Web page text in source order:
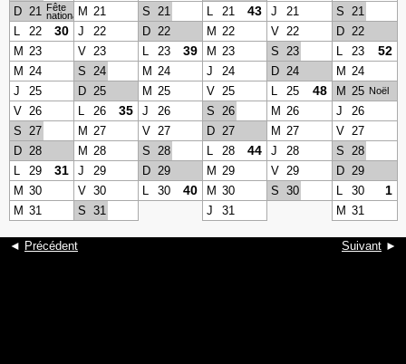
D 21 Fête
nationale
M 21 S 21 L 21 43 J 21 S 21
L
22 30 J 22 D 22 M 22 V 22 D 22
M 23 V 23 L 23 39 M 23 S 23 L 23 52
M 24 S 24 M 24 J 24 D 24 M 24
J
25 D 25 M 25 V 25 L 25 48 M 25 Noël
V 26 L 26 35 J 26 S 26 M 26 J
26
S 27 M 27 V 27 D 27 M 27 V 27
D 28 M 28 S 28 L 28 44 J 28 S 28
L
29 31 J 29 D 29 M 29 V 29 D 29
M 30 V 30 L 30 40 M 30 S 30 L 30 1
M 31 S 31 J 31 M 31
◄ Précédent Suivant ►